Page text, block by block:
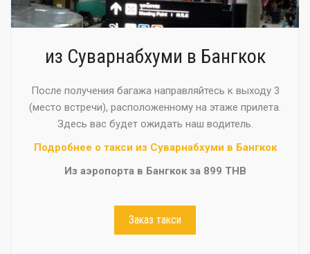
из Суварнабхуми в Бангкок
После получения багажа направляйтесь к выходу 3
(место встречи), расположенному на этаже прилета.
Здесь вас будет ожидать наш водитель.
Подробнее о такси из Суварнабхуми в Бангкок
Из аэропорта в Бангкок за 899 THB
Заказ такси